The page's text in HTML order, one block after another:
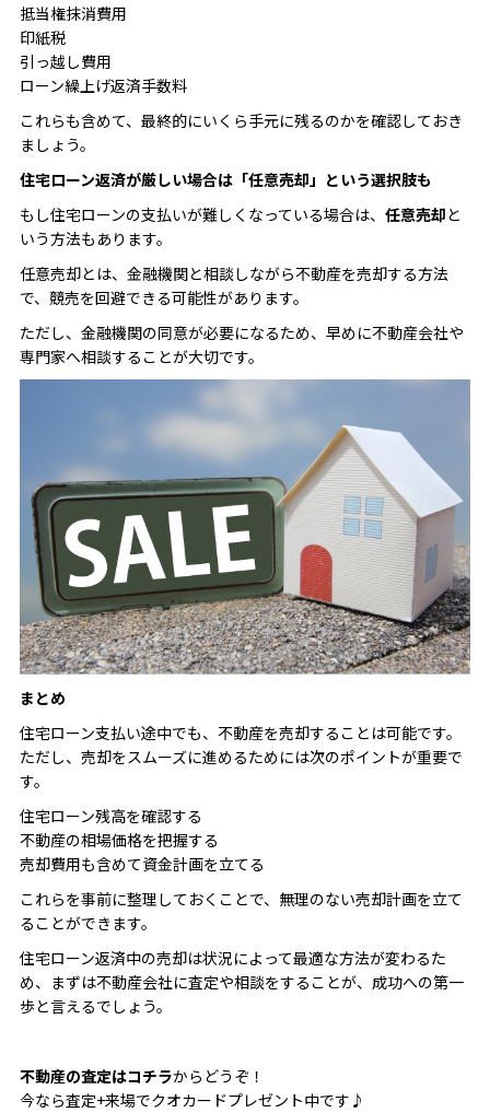
抵当権抹消費用
印紙税
引っ越し費用
ローン繰上げ返済手数料
これらも含めて、最終的にいくら手元に残るのかを確認しておき
ましょう。
住宅ローン返済が厳しい場合は「任意売却」という選択肢も
もし住宅ローンの支払いが難しくなっている場合は、 任意売却と
いう方法もあります。
任意売却とは、金融機関と相談しながら不動産を売却する方法
で、競売を回避できる可能性があります。
ただし、金融機関の同意が必要になるため、早めに不動産会社や
専門家へ相談することが大切です。
まとめ
住宅ローン支払い途中でも、不動産を売却することは可能です。
ただし、売却をスムーズに進めるためには次のポイントが重要で
す。
住宅ローン残高を確認する
不動産の相場価格を把握する
売却費用も含めて資金計画を立てる
これらを事前に整理しておくことで、無理のない売却計画を立て
ることができます。
住宅ローン返済中の売却は状況によって最適な方法が変わるた
め、まずは不動産会社に査定や相談をすることが、成功への第一
歩と言えるでしょう。
不動産の査定はコチラからどうぞ！
今なら査定+来場でクオカードプレゼント中です♪